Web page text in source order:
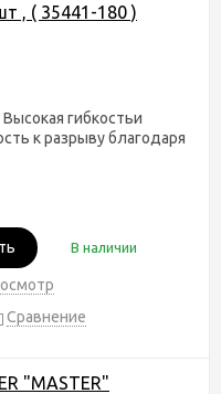
, ( 35441-180 )
гибкостьи
к разрыву благодаря
В наличии
Сравнение
"MASTER"